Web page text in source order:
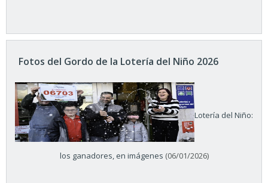
Fotos del Gordo de la Lotería del Niño 2026
Lotería del Niño:
los ganadores, en imágenes (06/01/2026)